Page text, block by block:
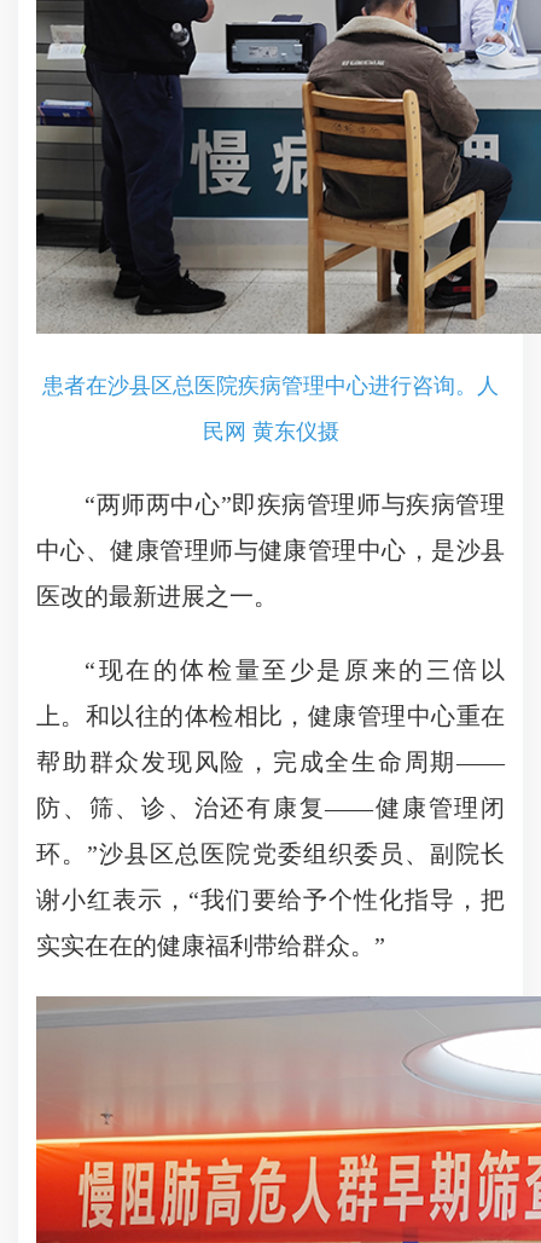
患者在沙县区总医院疾病管理中心进行咨询。人
民网 黄东仪摄
“两师两中心”即疾病管理师与疾病管理
中心、健康管理师与健康管理中心，是沙县
医改的最新进展之一。
“现在的体检量至少是原来的三倍以
上。和以往的体检相比，健康管理中心重在
帮助群众发现风险，完成全生命周期——
防、筛、诊、治还有康复——健康管理闭
环。”沙县区总医院党委组织委员、副院长
谢小红表示，“我们要给予个性化指导，把
实实在在的健康福利带给群众。”